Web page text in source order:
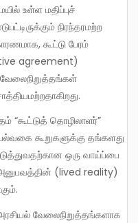
நிரந்தரமற்ற
கூட்டு பேரம்
agreement)
கூறுகளுக்கு தங்களது
ஒரு வாய்ப்பை
(lived reality)